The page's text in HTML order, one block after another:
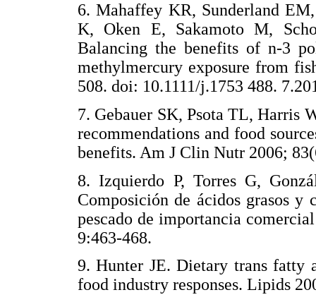
6. Mahaffey KR, Sunderland
K, Oken E, Sakamoto M,
Balancing the benefits of n-3
methylmercury exposure from
508. doi: 10.1111/j.1753 488.
7. Gebauer SK, Psota TL, Harris
recommendations and food
benefits. Am J Clin Nutr 2006;
8. Izquierdo P, Torres G,
Composición de ácidos grasos y
pescado de importancia
9:463-468.
9. Hunter JE. Dietary trans fatty
food industry responses. Lipids